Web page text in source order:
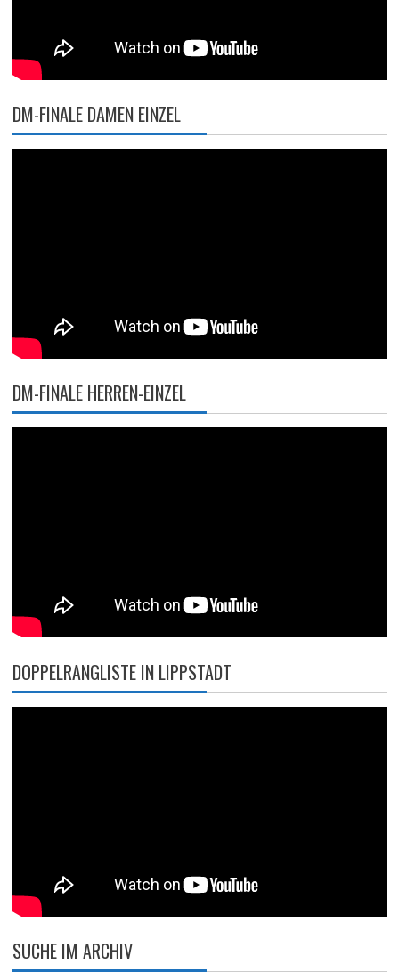
DM-FINALE DAMEN EINZEL
DM-FINALE HERREN-EINZEL
DOPPELRANGLISTE IN LIPPSTADT
SUCHE IM ARCHIV